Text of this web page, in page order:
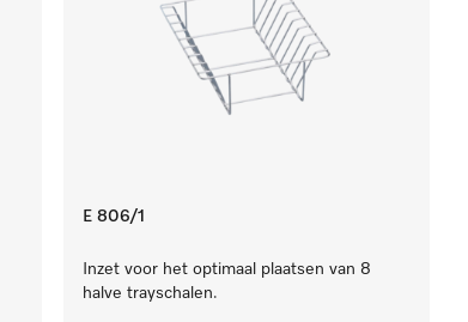
E 806/1
Inzet voor het optimaal plaatsen van 8
halve trayschalen.